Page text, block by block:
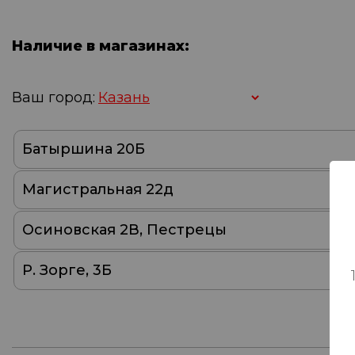
Наличие в магазинах:
Ваш город:
Батыршина 20Б
Магистральная 22д
Осиновская 2В, Пестрецы
Р. Зорге, 3Б